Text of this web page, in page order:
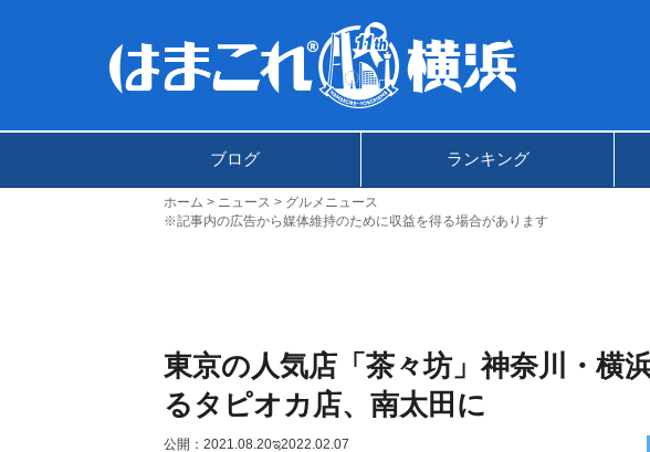
ブログ ランキング
ホーム ニュース
グルメニュース
※記事内の広告から媒体維持のために収益を得る場合があります
東京の人気店「茶々坊」神奈川・横
るタピオカ店、南太田に
公開：2021.08.20ಇ2022.02.07